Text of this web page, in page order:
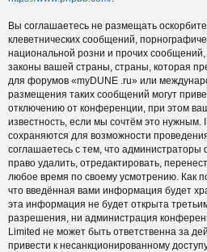
Вы соглашаетесь не размещать
клеветнических сообщений,
национальной розни и прочих
законы вашей страны, страны, которая
для форумов «myDUNE .ru» или
размещения таких сообщений могут
отключению от конференции, при этом
известность, если мы сочтём это нужным.
сохраняются для возможности
соглашаетесь с тем, что
право удалить, отредактировать,
любое время по своему усмотрению. Как
что введённая вами информация будет
эта информация не будет открыта
разрешения, ни администрация
Limited не может быть ответственна за
привести к несанкционированному